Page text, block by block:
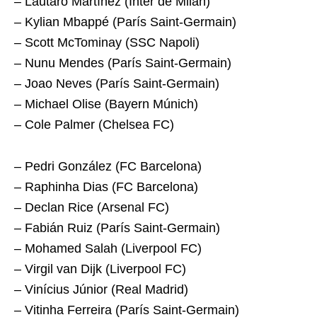
– Kylian Mbappé (París Saint-Germain)
– Scott McTominay (SSC Napoli)
– Nunu Mendes (París Saint-Germain)
– Joao Neves (París Saint-Germain)
– Michael Olise (Bayern Múnich)
– Cole Palmer (Chelsea FC)
– Pedri González (FC Barcelona)
– Raphinha Dias (FC Barcelona)
– Declan Rice (Arsenal FC)
– Fabián Ruiz (París Saint-Germain)
– Mohamed Salah (Liverpool FC)
– Virgil van Dijk (Liverpool FC)
– Vinícius Júnior (Real Madrid)
– Vitinha Ferreira (París Saint-Germain)